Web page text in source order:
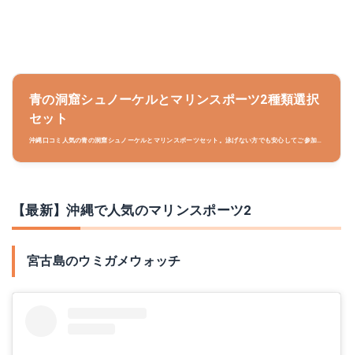
青の洞窟シュノーケルとマリンスポーツ2種類選択
セット
沖縄口コミ人気の青の洞窟シュノーケルとマリンスポーツセット。泳げない方でも安心してご参加で
【最新】沖縄で人気のマリンスポーツ2
宮古島のウミガメウォッチ